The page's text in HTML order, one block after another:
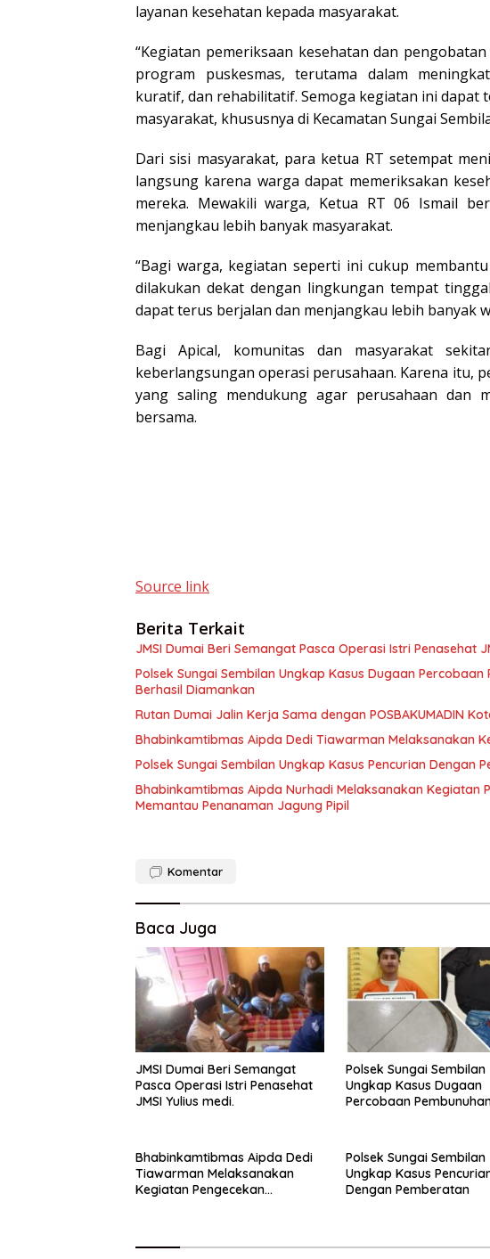
layanan kesehatan kepada masyarakat.
“Kegiatan pemeriksaan kesehatan dan
program puskesmas, terutama dalam
kuratif, dan rehabilitatif. Semoga kegiatan ini dapat
masyarakat, khususnya di Kecamatan Sungai
Dari sisi masyarakat, para ketua RT setempat
langsung karena warga dapat memeriksakan
mereka. Mewakili warga, Ketua RT 06 Ismail
menjangkau lebih banyak masyarakat.
“Bagi warga, kegiatan seperti ini cukup
dilakukan dekat dengan lingkungan tempat
dapat terus berjalan dan menjangkau lebih banyak
Bagi Apical, komunitas dan masyarakat
keberlangsungan operasi perusahaan. Karena itu,
yang saling mendukung agar perusahaan dan
bersama.
Source link
Berita Terkait
JMSI Dumai Beri Semangat Pasca Operasi Istri Penasehat
Polsek Sungai Sembilan Ungkap Kasus Dugaan
Berhasil Diamankan
Rutan Dumai Jalin Kerja Sama dengan POSBAKUMADIN
Bhabinkamtibmas Aipda Dedi Tiawarman Melaksanakan
Polsek Sungai Sembilan Ungkap Kasus Pencurian Dengan
Bhabinkamtibmas Aipda Nurhadi Melaksanakan Kegiatan
Memantau Penanaman Jagung Pipil
Komentar
Baca Juga
JMSI Dumai Beri Semangat
Pasca Operasi Istri Penasehat
JMSI Yulius medi.
Polsek Sungai Sembilan
Ungkap Kasus Dugaan
Percobaan
Bhabinkamtibmas Aipda Dedi
Tiawarman Melaksanakan
Kegiatan Pengecekan
Polsek Sungai Sembilan
Ungkap Kasus
Dengan Pemberatan